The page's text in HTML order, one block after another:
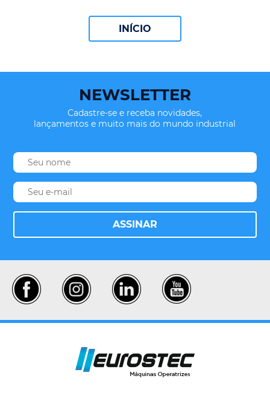
INÍCIO
NEWSLETTER
Cadastre-se e receba novidades,
lançamentos e muito mais do mundo industrial
ASSINAR